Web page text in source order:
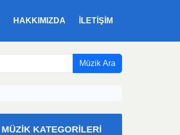
HAKKIMIZDA İLETIŞIM
Müzik Ara
MÜZIK KATEGORILERI